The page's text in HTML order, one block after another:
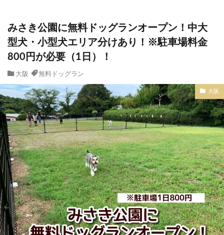
みさき公園に無料ドッグランオープン！中大
型犬・小型犬エリア分けあり！※駐車場料金
800円が必要（1日）！
大阪 無料ドッグラン
大阪